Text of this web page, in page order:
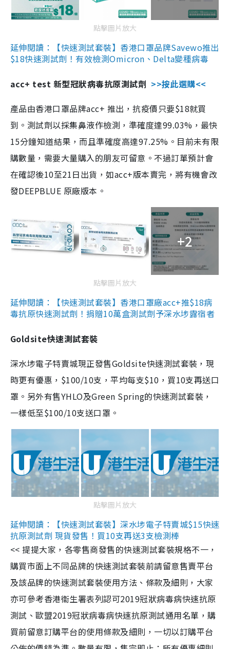
點擊圖片放大
延伸閱讀：【快速測試套裝】香港口罩品牌Savewo推出
$18快速測試劑！有效檢測Omicron、Delta變種病毒
acc+ test 新型冠狀病毒抗原測試劑 >>按此選購<<
產品由香港口罩品牌acc+ 推出，抗疫價只要$18就買
到。測試劑以採集鼻液作檢測，準確度達99.03%，最快
15分鐘知道結果，而且準確度高達97.25%。目前未有限
購數量，需要大量購入的朋友可留意。不過訂單預計會
在確認後10至21日出貨，如acc+版本賣完，將有機會改
發DEEPBLUE 原廠版本。
+2
點擊圖片放大
延伸閱讀：【快速測試套裝】香港口罩廠acc+推$18病
毒抗原快速測試劑！捐贈10萬盒測試劑予深水埗露宿者
Goldsite快速測試套裝
深水埗電子特賣城現正發售Goldsite快速測試套裝，現
時更有優惠，$100/10支，平均每支$10，買10支再送口
罩。另外有售YHLO及Green Spring的快速測試套裝，
一樣低至$100/10支送口罩。
點擊圖片放大
延伸閱讀：【快速測試套裝】深水埗電子特賣城$15快速
抗原測試劑 現貨發售！買10支再送3支檢測棒
<< 提提大家，各零售商發售的快速測試套裝規格不一，
購買市面上不同品牌的快速測試套裝前請留意售賣平台
及該品牌的快速測試套裝使用方法、條款及細則，大家
亦可參考香港衞生署表列認可2019冠狀病毒病快速抗原
測試、歐盟2019冠狀病毒病快速抗原測試通用名單，購
買前留意訂購平台的使用條款及細則，一切以訂購平台